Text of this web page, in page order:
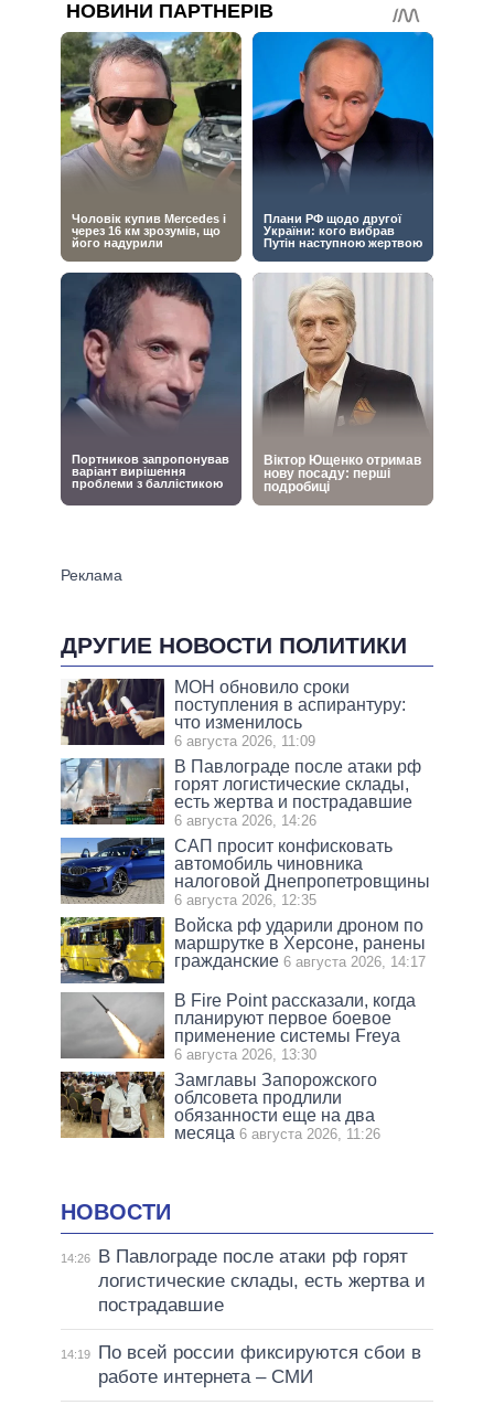
ДРУГИЕ НОВОСТИ ПОЛИТИКИ
МОН обновило сроки
поступления в аспирантуру:
что изменилось
6 августа 2026, 11:09
В Павлограде после атаки рф
горят логистические склады,
есть жертва и пострадавшие
6 августа 2026, 14:26
САП просит конфисковать
автомобиль чиновника
налоговой Днепропетровщины
6 августа 2026, 12:35
Войска рф ударили дроном по
маршрутке в Херсоне, ранены
гражданские 6 августа 2026, 14:17
В Fire Point рассказали, когда
планируют первое боевое
применение системы Freya
6 августа 2026, 13:30
Замглавы Запорожского
облсовета продлили
обязанности еще на два
месяца 6 августа 2026, 11:26
НОВОСТИ
14:26
В Павлограде после атаки рф горят
логистические склады, есть жертва и
пострадавшие
14:19
По всей россии фиксируются сбои в
работе интернета – СМИ